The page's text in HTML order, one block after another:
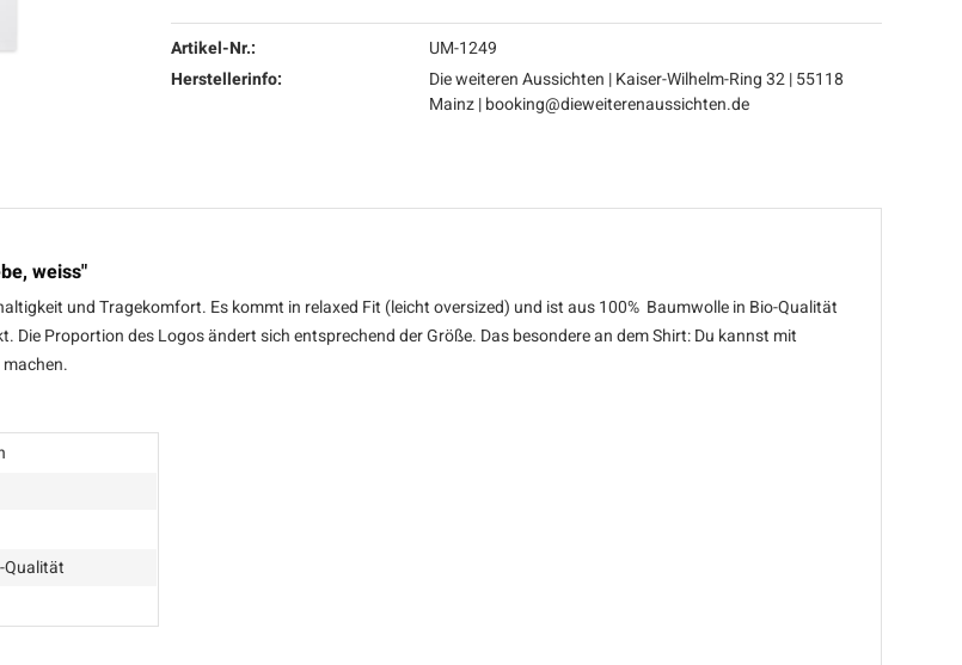
Artikel-Nr.:
UM-1249
Herstellerinfo:
Die weiteren Aussichten | Kaiser-Wilhelm-Ring 32 | 55118
Mainz | booking@dieweiterenaussichten.de
weiss"
und Tragekomfort. Es kommt in relaxed Fit (leicht oversized) und ist aus 100% Baumwolle in Bio-Qualität
Proportion des Logos ändert sich entsprechend der Größe. Das besondere an dem Shirt: Du kannst mit
Qualität